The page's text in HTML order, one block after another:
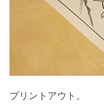
プリントアウト。